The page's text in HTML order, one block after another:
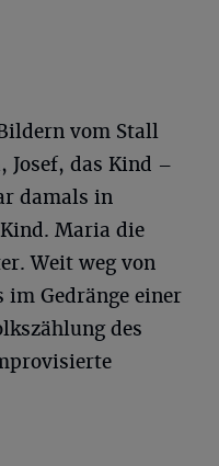
vom Stall
Josef, das Kind –
damals in
Maria die
Weit weg von
im Gedränge einer
des